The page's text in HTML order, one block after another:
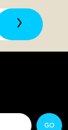
GO